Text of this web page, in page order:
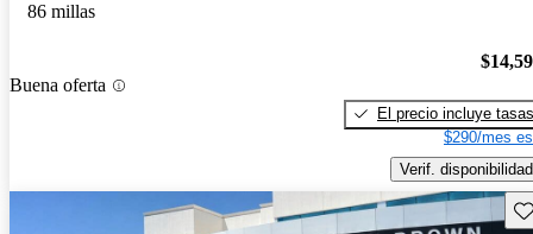
86 millas
Buena oferta
El precio incluye tasas
$290/mes
Verif. disponibilidad